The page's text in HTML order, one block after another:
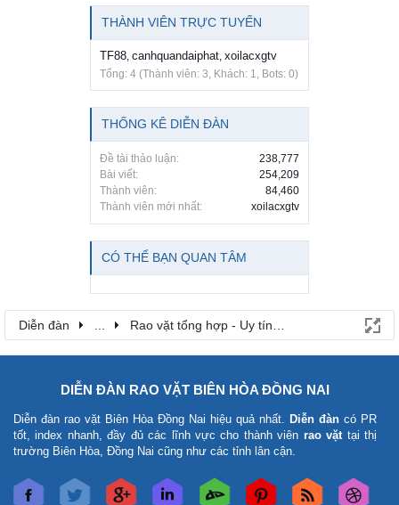
THÀNH VIÊN TRỰC TUYẾN
TF88 canhquandaiphat xoilacxgtv
Tổng: 4 (Thành viên: 3, Khách: 1, Bots: 0)
THỐNG KÊ DIỄN ĐÀN
Đề tài thảo luận:
238,777
Bài viết:
254,209
Thành viên:
84,460
Thành viên mới nhất:
xoilacxgtv
CÓ THỂ BẠN QUAN TÂM
Diễn đàn Rao vặt tổng hợp - Uy tín - Miễn phí
DIỄN ĐÀN RAO VẶT BIÊN HÒA ĐỒNG NAI
Diễn đàn rao vặt Biên Hòa Đồng Nai hiệu quả nhất. Diễn đàn có PR
tốt, index nhanh, đầy đủ các lĩnh vực cho thành viên rao vặt tại thị
trường Biên Hòa, Đồng Nai cũng như các tỉnh lân cận.